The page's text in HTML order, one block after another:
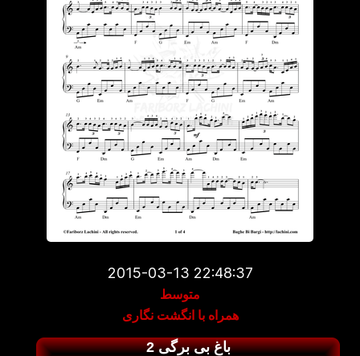
2015-03-13 22:48:37
متوسط
همراه با انگشت نگاری
باغ بی برگی 2